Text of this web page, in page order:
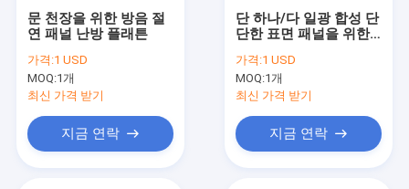
문 천장을 위한 방음 절
연 패널 난방 플래튼
가격:1 USD
MOQ:1개
최신 가격 받기
지금 연락
단 하나/다 일광 합성 단
단한 표면 패널을 위한
튼
가격:1 USD
MOQ:1개
최신 가격 받기
지금 연락